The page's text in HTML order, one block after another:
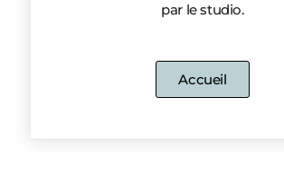
par le studio.
Accueil